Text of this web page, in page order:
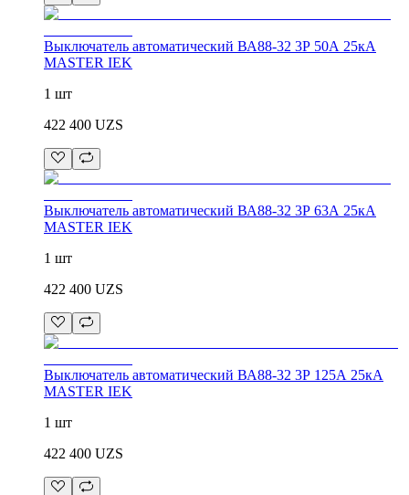
Выключатель автоматический ВА88-32 3Р 50А 25кА
MASTER IEK
1 шт
422 400 UZS
Выключатель автоматический ВА88-32 3Р 63А 25кА
MASTER IEK
1 шт
422 400 UZS
Выключатель автоматический ВА88-32 3Р 125А 25кА
MASTER IEK
1 шт
422 400 UZS